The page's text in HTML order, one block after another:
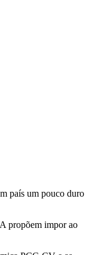
país um pouco duro
propõem impor ao